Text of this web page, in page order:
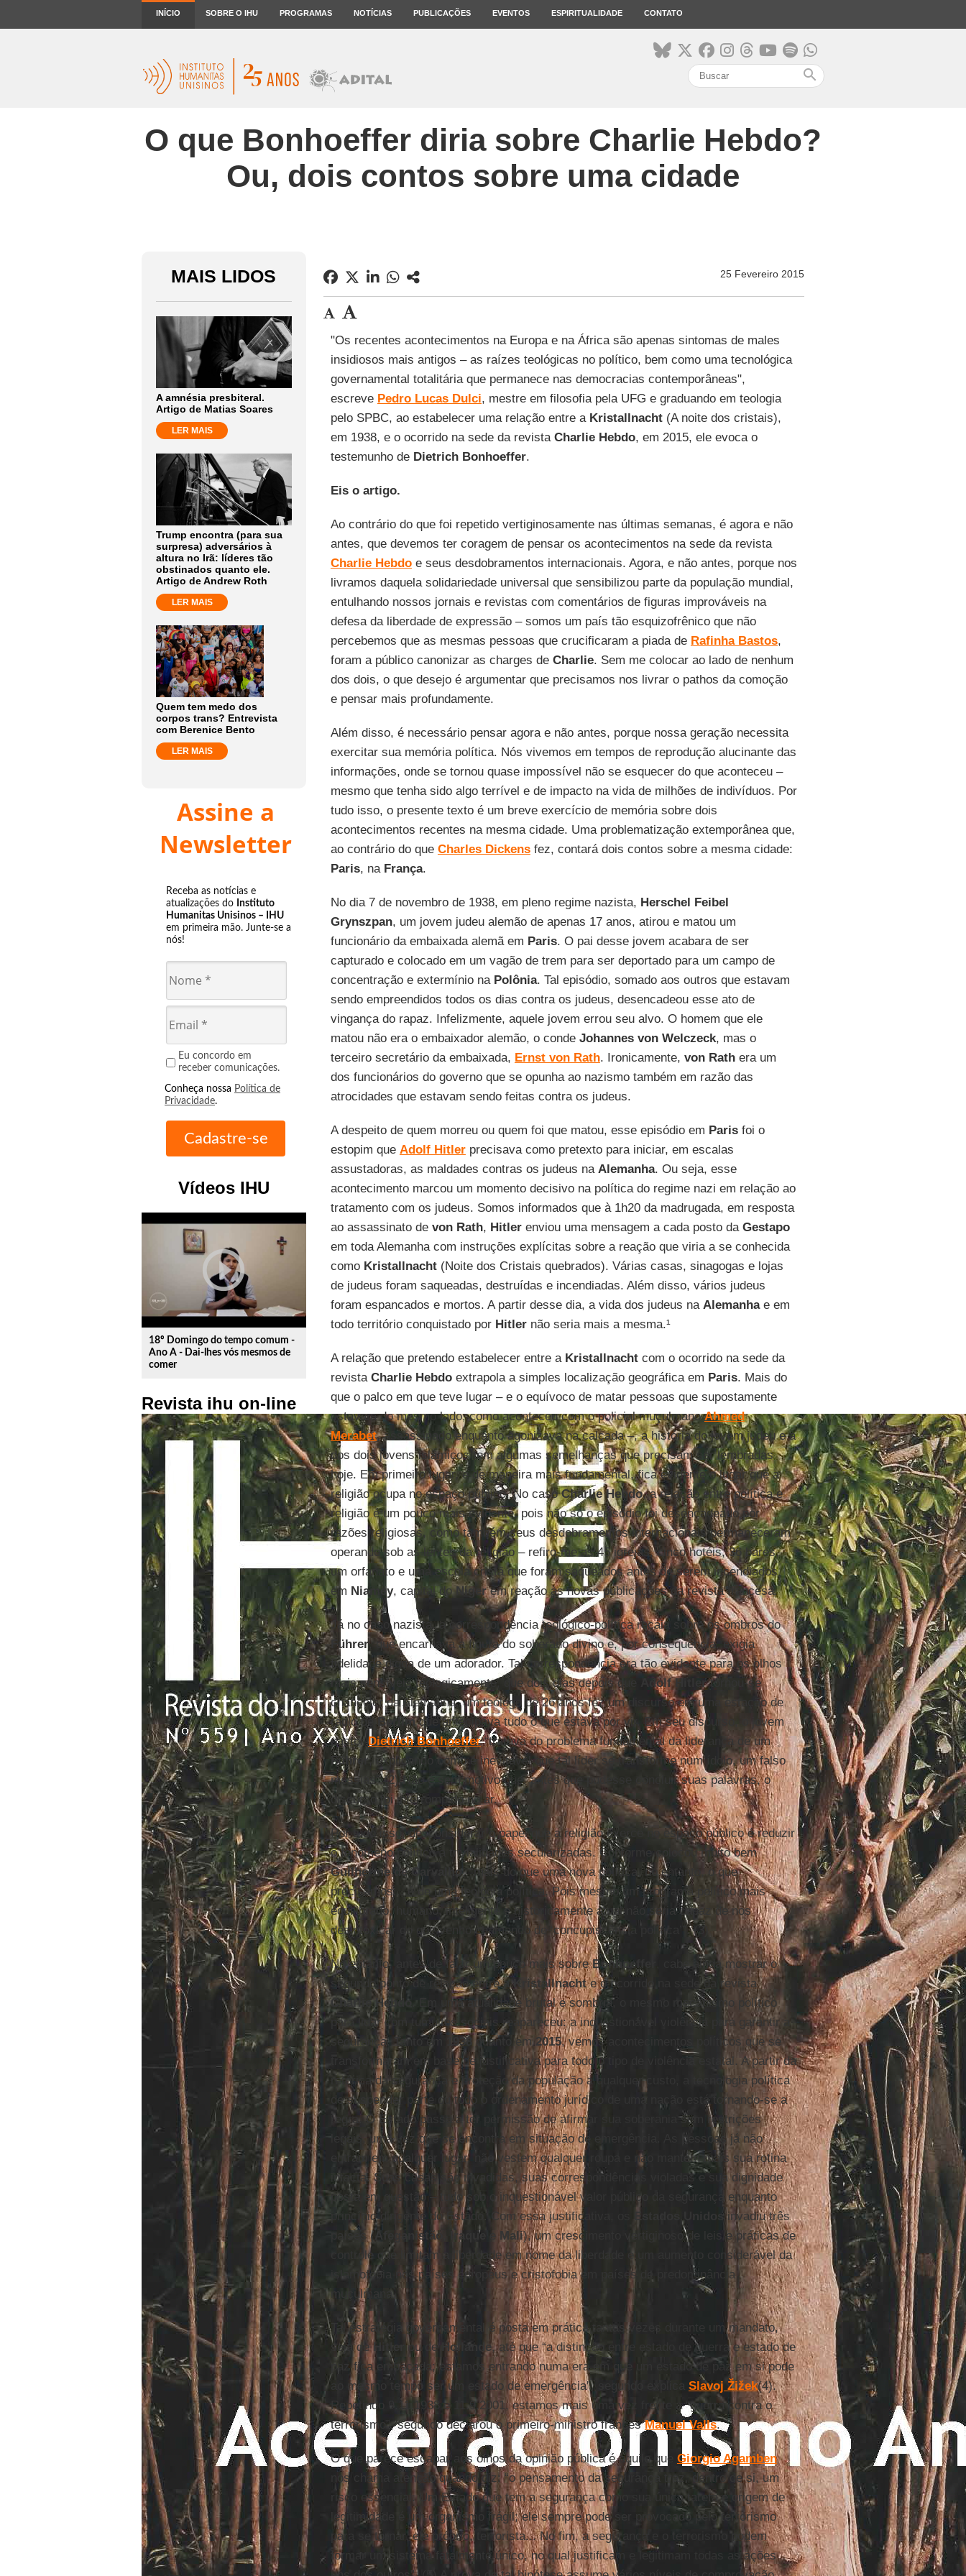
INÍCIO SOBRE O IHU PROGRAMAS NOTÍCIAS PUBLICAÇÕES EVENTOS ESPIRITUALIDADE CONTATO
search
O que Bonhoeffer diria sobre Charlie Hebdo?
Ou, dois contos sobre uma cidade
MAIS LIDOS
A amnésia presbiteral.
Artigo de Matias Soares
LER MAIS
Trump encontra (para sua
surpresa) adversários à
altura no Irã: líderes tão
obstinados quanto ele.
Artigo de Andrew Roth
LER MAIS
Quem tem medo dos
corpos trans? Entrevista
com Berenice Bento
LER MAIS
Assine a
Newsletter
Receba as notícias e
atualizações do Instituto
Humanitas Unisinos – IHU
em primeira mão. Junte-se a
nós!
Eu concordo em
receber comunicações.
Conheça nossa Política de
Privacidade.
Vídeos IHU
play_circle_outline
18º Domingo do tempo comum -
Ano A - Dai-lhes vós mesmos de
comer
Revista ihu on-line
25 Fevereiro 2015
"Os recentes acontecimentos na Europa e na África são apenas sintomas de males
insidiosos mais antigos – as raízes teológicas no político, bem como uma tecnológica
governamental totalitária que permanece nas democracias contemporâneas",
escreve Pedro Lucas Dulci, mestre em filosofia pela UFG e graduando em teologia
pelo SPBC, ao estabelecer uma relação entre a Kristallnacht (A noite dos cristais),
em 1938, e o ocorrido na sede da revista Charlie Hebdo, em 2015, ele evoca o
testemunho de Dietrich Bonhoeffer.
Eis o artigo.
Ao contrário do que foi repetido vertiginosamente nas últimas semanas, é agora e não
antes, que devemos ter coragem de pensar os acontecimentos na sede da revista
Charlie Hebdoe seus desdobramentos internacionais. Agora, e não antes, porque nos
livramos daquela solidariedade universal que sensibilizou parte da população mundial,
entulhando nossos jornais e revistas com comentários de figuras improváveis na
defesa da liberdade de expressão – somos um país tão esquizofrênico que não
percebemos que as mesmas pessoas que crucificaram a piada de Rafinha Bastos,
foram a público canonizar as charges de Charlie. Sem me colocar ao lado de nenhum
dos dois, o que desejo é argumentar que precisamos nos livrar o pathos da comoção
e pensar mais profundamente.
Além disso, é necessário pensar agora e não antes, porque nossa geração necessita
exercitar sua memória política. Nós vivemos em tempos de reprodução alucinante das
informações, onde se tornou quase impossível não se esquecer do que aconteceu –
mesmo que tenha sido algo terrível e de impacto na vida de milhões de indivíduos. Por
tudo isso, o presente texto é um breve exercício de memória sobre dois
acontecimentos recentes na mesma cidade. Uma problematização extemporânea que,
ao contrário do que Charles Dickensfez, contará dois contos sobre a mesma cidade:
Paris, na França.
No dia 7 de novembro de 1938, em pleno regime nazista, Herschel Feibel
Grynszpan, um jovem judeu alemão de apenas 17 anos, atirou e matou um
funcionário da embaixada alemã em Paris. O pai desse jovem acabara de ser
capturado e colocado em um vagão de trem para ser deportado para um campo de
concentração e extermínio na Polônia. Tal episódio, somado aos outros que estavam
sendo empreendidos todos os dias contra os judeus, desencadeou esse ato de
vingança do rapaz. Infelizmente, aquele jovem errou seu alvo. O homem que ele
matou não era o embaixador alemão, o condeJohannes von Welczeck, mas o
terceiro secretário da embaixada, Ernst von Rath. Ironicamente, von Rathera um
dos funcionários do governo que se opunha ao nazismo também em razão das
atrocidades que estavam sendo feitas contra os judeus.
A despeito de quem morreu ou quem foi que matou, esse episódio em Parisfoi o
estopim que Adolf Hitlerprecisava como pretexto para iniciar, em escalas
assustadoras, as maldades contras os judeus na Alemanha. Ou seja, esse
acontecimento marcou um momento decisivo na política do regime nazi em relação ao
tratamento com os judeus. Somos informados que à 1h20 da madrugada, em resposta
ao assassinato de von Rath, Hitlerenviou uma mensagem a cada posto da Gestapo
em toda Alemanha com instruções explícitas sobre a reação que viria a se conhecida
como Kristallnacht(Noite dos Cristais quebrados). Várias casas, sinagogas e lojas
de judeus foram saqueadas, destruídas e incendiadas. Além disso, vários judeus
foram espancados e mortos. A partir desse dia, a vida dos judeus na Alemanhae em
todo território conquistado por Hitlernão seria mais a mesma.¹
A relação que pretendo estabelecer entre a Kristallnachtcom o ocorrido na sede da
revista Charlie Hebdoextrapola a simples localização geográfica em Paris. Mais do
que o palco em que teve lugar – e o equívoco de matar pessoas que supostamente
estavam do mesmo lado, como aconteceu com o policial muçulmanoAhmed
Merabet, assassinado enquanto agonizava na calçada –, a história do jovem judeu e a
dos dois jovens islâmicos tem algumas semelhanças que precisam ser lembradas
hoje. Em primeiro lugar, e de maneira mais fundamental, fica evidente o lugar que a
religião ocupa no espaço público. No casoCharlie Hebdo, a relação entre política e
religião é um pouco mais evidente, pois não só o episódio foi desencadeado por
razões religiosas, como também seus desdobramentos internacionais permaneceram
operando sob as lentes da religião – refiro-me as 45 igrejas, cinco hotéis, 36 bares,
um orfanato e uma escola cristã que foram saqueados antes de serem incendiados
em Niamey, capital doNigerem reação às novas publicações da revista francesa.
Já no caso nazista, a correspondência teológico-política recaia sobre os ombros do
Führer, que encarnava a figura do soberano divino e, por consequência, exigia
fidelidade digna de um adorador. Tal correspondência era tão evidente para os olhos
mais sensíveis teologicamente, que dois dias depois que
Adolf Hitlertornou-se
chanceler da Alemanha, um teólogo de 26 anos fez um discurso em uma estação de
rádio deBerlimque antecipava tudo o que estava por vir. Em seu discurso, o jovem
pastorDietrich Bonhoeffer“tratava do problema fundamental da liderança de um
Führer, explicando como é inevitável que tal líder se transforme num ídolo, um falso
messias”.(2) Não é sem motivo que, antes que pudesse concluir suas palavras, o
discurso foi interrompido no ar.
Por tudo isso, desconsiderar o papel que a religião exerce no espaço público é reduzir
o fenômeno político a trivialidades secularizadas. Conforme colocou muito bem
Guilherme de Carvalho, “mais do que uma nova política, no entanto, o que
precisamos... é de uma teologia política. Pois mesmo um programa político mais
equilibrado, humano, inteligente e historicamente atual não seria capaz de nos
desintoxicar do que venho chamando de ‘concupiscência política’”. (3)
No entanto, antes de falar um pouco mais sobreBonhoeffer
, cabe ainda mostrar o
segundo ponto de relação entre aKristallnachte o ocorrido na sede da revista
Charlie Hebdo
. Em uma atualidade brutal e sombria, o mesmo mecanismo político
para lidar com tumultos sociais reapareceu: a inquestionável violência para garantir a
segurança. Tanto em
1938 quanto em 2015, vemos acontecimentos políticos que se
transformaram em base de justificativa para todo o tipo de violência estatal. A partir da
retórica da segurança e proteção da população a qualquer custo, a tecnologia política
de suspender parte ou todo o ordenamento jurídico de uma nação está tornando-se a
regra. O Estado passa a ter permissão de afirmar sua soberania sem restrições
legais, uma vez que se encontra em situação de emergência. As pessoas já não
entram em qualquer lugar, não vestem qualquer roupa e não mantém mais sua rotina
intacta. Suas casas são invadidas, suas correspondências violadas e sua dignidade
posta em questão – tudo sob o inquestionável valor público da segurança enquanto
princípio dirigente do Estado. Com essa justificativa, os
Estados Unidosinvadiu três
países ( Afeganistão Iraque Mali), um crescimento vertiginoso de leis e práticas de
controle que limitam a liberdade em nome da liberdade e um aumento considerável da
islamofobia nos países europeus e cristofobia em países de predominância
muçulmana.
Tal estratégia governamental é posta em prática tantas vezes durante um mandato,
seja deHitler ou de Hollande, até que “a distinção entre estado de guerra e estado de
paz fica embaçada; estamos entrando numa era em que um estado de paz em si pode
ao mesmo tempo ser um estado de emergência”, segundo explica Slavoj Žižek(4).
Repetindo 9.11.1938 e 11.9.2001, estamos mais uma vez frente a “guerra contra o
terrorismo”, segundo declarou o primeiro-ministro francêsManuel Valls.
O que parece escapar aos olhos da opinião pública é aquilo que Giorgio Agamben
nos chama atenção quando diz: “o pensamento da segurança traz, dentro de si, um
risco essencial. Um Estado que tem a segurança como sua única tarefa e origem de
legitimidade é um organismo frágil; ele sempre pode ser provocado pelo terrorismo
para se tornar, ele próprio, terrorista... No fim, a segurança e o terrorismo podem
formar um sistema fatalmente único, no qual justificam e legitimam todas as ações